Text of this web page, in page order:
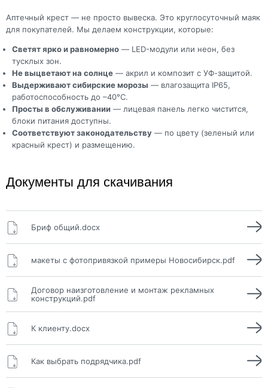
Аптечный крест — не просто вывеска. Это круглосуточный маяк
для покупателей. Мы делаем конструкции, которые:
Светят ярко и равномерно — LED-модули или неон, без
тусклых зон.
Не выцветают на солнце — акрил и композит с УФ-защитой.
Выдерживают сибирские морозы — влагозащита IP65,
работоспособность до –40°C.
Просты в обслуживании — лицевая панель легко чистится,
блоки питания доступны.
Соответствуют законодательству — по цвету (зеленый или
красный крест) и размещению.
Документы для скачивания
Бриф общий.docx
макеты с фотопривязкой примеры Новосибирск.pdf
Договор наизготовление и монтаж рекламных
конструкций.pdf
К клиенту.docx
Как выбрать подрядчика.pdf